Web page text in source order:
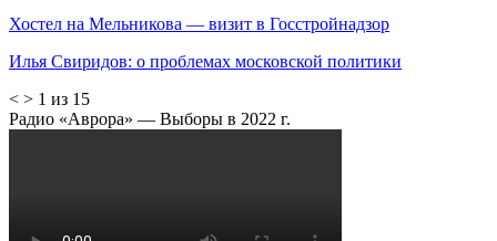
Хостел на Мельникова — визит в Госстройнадзор
Илья Свиридов: о проблемах московской политики
< > 1 из 15
Радио «Аврора» — Выборы в 2022 г.